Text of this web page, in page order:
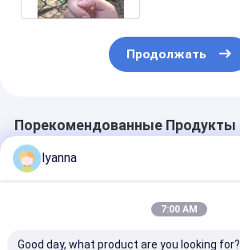
Продолжать
Порекомендованные Продукты
lyanna
7:00 AM
Good day, what product are you looking for?